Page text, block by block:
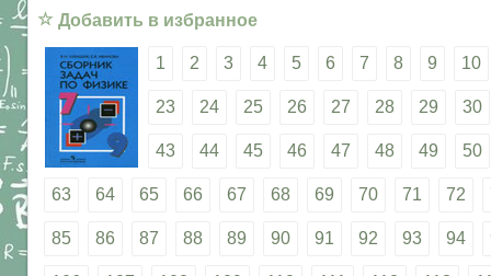
☆ Добавить в избранное
1 2 3 4 5 6 7 8 9 10
23 24 25 26 27 28 29 30
43 44 45 46 47 48 49 50
63 64 65 66 67 68 69 70 71 72
85 86 87 88 89 90 91 92 93 94